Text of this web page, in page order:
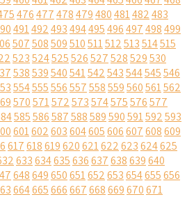
476477478479480481482483
491492493494495496497498499
507508509510511512513514515
523524525526527528529530
538539540541542543544545546
554555556557558559560561562
570571572573574575576577
585586587588589590591592593
601602603604605606607608609
617618619620621622623624625
633634635636637638639640
648649650651652653654655656
664665666667668669670671